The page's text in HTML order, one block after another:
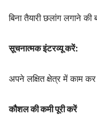
बिना तैयारी छलांग लगाने
सूचनात्मक इंटरव्यू करें:
अपने लक्षित क्षेत्र में काम
कौशल की कमी पूरी करें